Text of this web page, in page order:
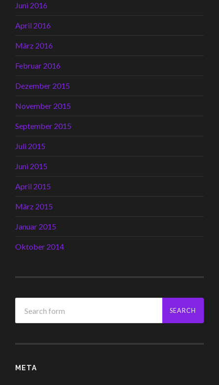
Juni 2016
April 2016
März 2016
Februar 2016
Dezember 2015
November 2015
September 2015
Juli 2015
Juni 2015
April 2015
März 2015
Januar 2015
Oktober 2014
META